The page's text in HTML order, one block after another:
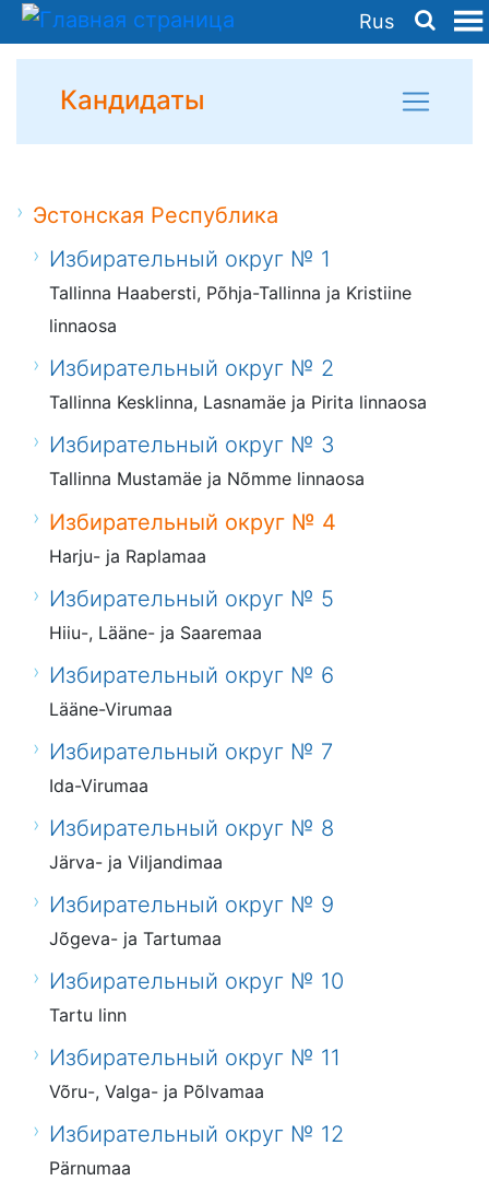
Rus
Кандидаты
Эстонская Республика
Избирательный округ № 1
Tallinna Haabersti, Põhja-Tallinna ja Kristiine
linnaosa
Избирательный округ № 2
Tallinna Kesklinna, Lasnamäe ja Pirita linnaosa
Избирательный округ № 3
Tallinna Mustamäe ja Nõmme linnaosa
Избирательный округ № 4
Harju- ja Raplamaa
Избирательный округ № 5
Hiiu-, Lääne- ja Saaremaa
Избирательный округ № 6
Lääne-Virumaa
Избирательный округ № 7
Ida-Virumaa
Избирательный округ № 8
Järva- ja Viljandimaa
Избирательный округ № 9
Jõgeva- ja Tartumaa
Избирательный округ № 10
Tartu linn
Избирательный округ № 11
Võru-, Valga- ja Põlvamaa
Избирательный округ № 12
Pärnumaa